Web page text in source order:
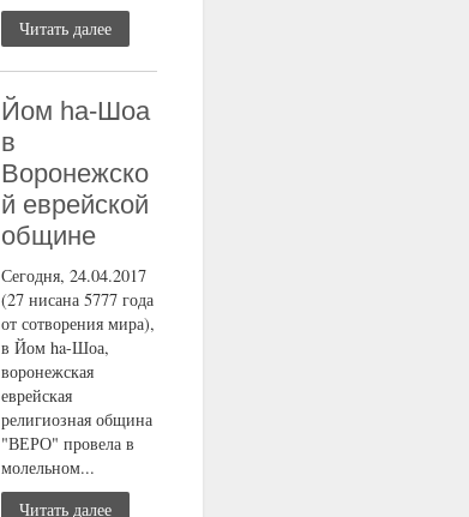
Читать далее
Йом ha-Шоа
в
Воронежско
й еврейской
общине
Сегодня, 24.04.2017
(27 нисана 5777 года
от сотворения мира),
в Йом ha-Шоа,
воронежская
еврейская
религиозная община
"ВЕРО" провела в
молельном...
Читать далее